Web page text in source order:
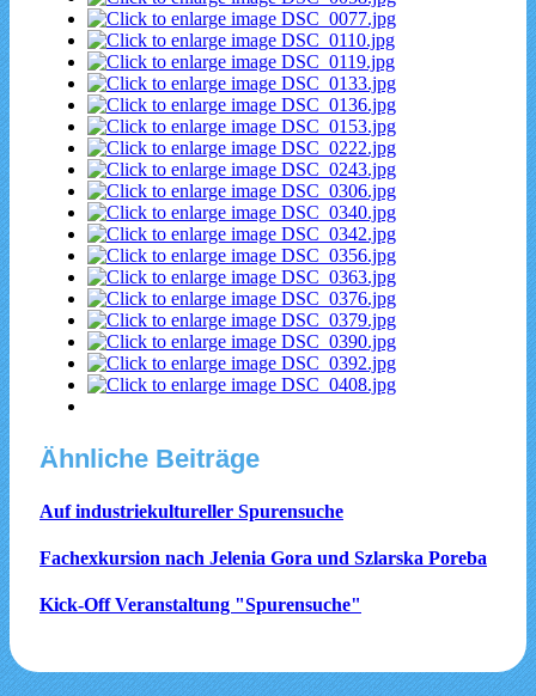
Ähnliche Beiträge
Auf industriekultureller Spurensuche
Fachexkursion nach Jelenia Gora und Szlarska Poreba
Kick-Off Veranstaltung "Spurensuche"